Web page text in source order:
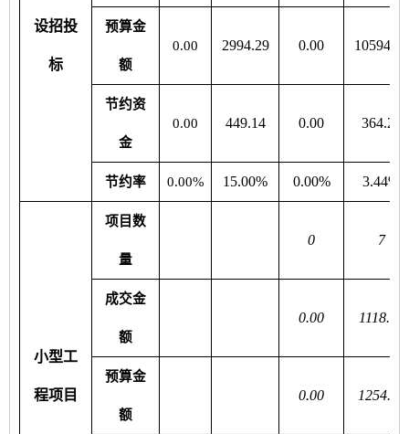
设招投
标
预算金
额
0.00 2994.29 0.00 10594.46
节约资
金
0.00 449.14 0.00 364.24
节约率 0.00% 15.00% 0.00% 3.44%
小型工
程项目
项目数
量
0 7
成交金
额
0.00 1118.52
预算金
额
0.00 1254.19